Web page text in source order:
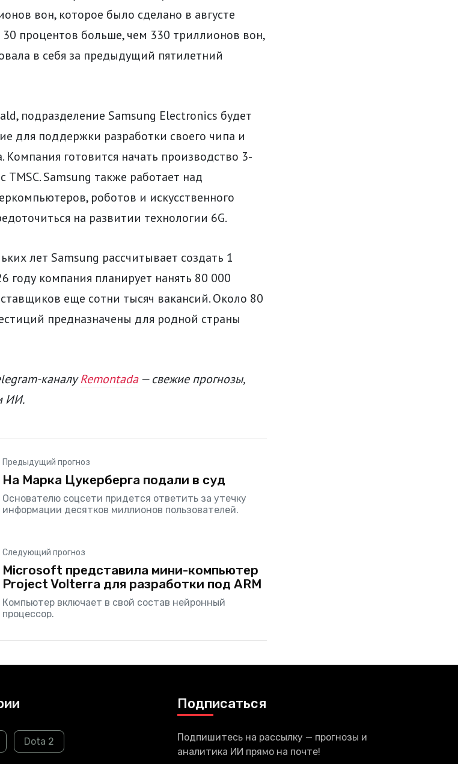
вон, которое было сделано в августе
процентов больше, чем 330 триллионов вон,
в себя за предыдущий пятилетний
подразделение Samsung Electronics будет
для поддержки разработки своего чипа и
Компания готовится начать производство 3-
Samsung также работает над
роботов и искусственного
на развитии технологии 6G.
лет Samsung рассчитывает создать 1
году компания планирует нанять 80 000
еще сотни тысяч вакансий. Около 80
предназначены для родной страны
каналуRemontada— свежие прогнозы,
ИИ.
Предыдущий прогноз
На Марка Цукерберга подали в суд
Основателю соцсети придется ответить за утечку
информации десятков миллионов пользователей.
Следующий прогноз
Microsoft представила мини-компьютер
Project Volterra для разработки под ARM
Компьютер включает в свой состав нейронный
процессор.
Dota 2
Подписаться
Подпишитесь на рассылку — прогнозы и
аналитика ИИ прямо на почте!